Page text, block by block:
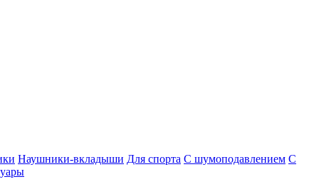
Наушники-вкладыши Для спорта С шумоподавлением С